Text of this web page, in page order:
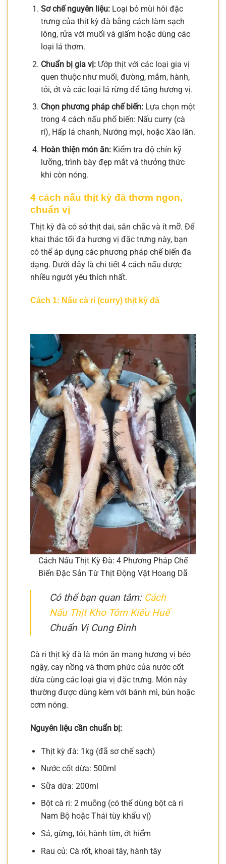
Sơ chế nguyên liệu:Loại bỏ mùi hôi đặc
trưng của thịt kỳ đà bằng cách làm sạch
lông, rửa với muối và giấm hoặc dùng các
loại lá thơm.
Chuẩn bị gia vị:Ướp thịt với các loại gia vị
quen thuộc như muối, đường, mắm, hành,
tỏi, ớt và các loại lá rừng để tăng hương vị.
Chọn phương pháp chế biến:Lựa chọn một
trong 4 cách nấu phổ biến: Nấu curry (cà
ri), Hấp lá chanh, Nướng mọi, hoặc Xào lăn.
Hoàn thiện món ăn:Kiểm tra độ chín kỹ
lưỡng, trình bày đẹp mắt và thưởng thức
khi còn nóng.
4 cách nấu thịt kỳ đà thơm ngon,
chuẩn vị
Thịt kỳ đà có sớ thịt dai, săn chắc và ít mỡ. Để
khai thác tối đa hương vị đặc trưng này, bạn
có thể áp dụng các phương pháp chế biến đa
dạng. Dưới đây là chi tiết 4 cách nấu được
nhiều người yêu thích nhất.
Cách 1: Nấu cà ri (curry) thịt kỳ đà
Cách Nấu Thịt Kỳ Đà: 4 Phương Pháp Chế
Biến Đặc Sản Từ Thịt Động Vật Hoang Dã
Có thể bạn quan tâm: Cách
Nấu Thịt Kho Tôm Kiểu Huế
Chuẩn Vị Cung Đình
Cà ri thịt kỳ đà là món ăn mang hương vị béo
ngậy, cay nồng và thơm phức của nước cốt
dừa cùng các loại gia vị đặc trưng. Món này
thường được dùng kèm với bánh mì, bún hoặc
cơm nóng.
Nguyên liệu cần chuẩn bị:
Thịt kỳ đà: 1kg (đã sơ chế sạch)
Nước cốt dừa: 500ml
Sữa dừa: 200ml
Bột cà ri: 2 muỗng (có thể dùng bột cà ri
Nam Bộ hoặc Thái tùy khẩu vị)
Sả, gừng, tỏi, hành tím, ớt hiểm
Rau củ: Cà rốt, khoai tây, hành tây